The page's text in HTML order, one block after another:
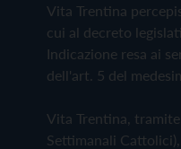
Vita Trentina
cui al decreto
Indicazione resa ai
dell'art. 5 del
Vita Trentina,
Settimanali